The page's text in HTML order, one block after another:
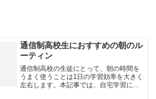
通信制高校生におすすめの朝のル
ーティン
通信制高校の生徒にとって、朝の時間を
うまく使うことは1日の学習効率を大きく
左右します。本記事では、自宅学習に最